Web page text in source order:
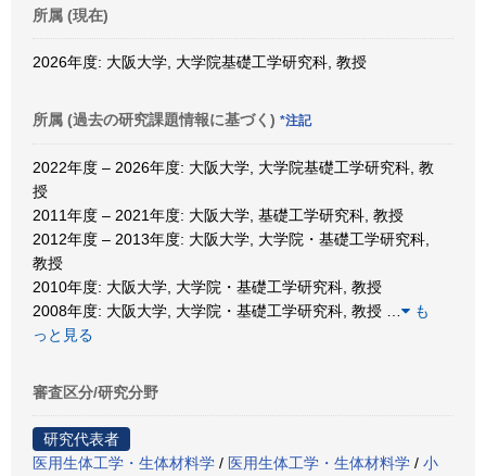
所属 (現在)
2026年度: 大阪大学, 大学院基礎工学研究科, 教授
所属 (過去の研究課題情報に基づく) *注記
2022年度 – 2026年度: 大阪大学, 大学院基礎工学研究科, 教
授
2011年度 – 2021年度: 大阪大学, 基礎工学研究科, 教授
2012年度 – 2013年度: 大阪大学, 大学院・基礎工学研究科,
教授
2010年度: 大阪大学, 大学院・基礎工学研究科, 教授
2008年度: 大阪大学, 大学院・基礎工学研究科, 教授
も
っと見る
審査区分/研究分野
研究代表者
医用生体工学・生体材料学 / 医用生体工学・生体材料学 / 小